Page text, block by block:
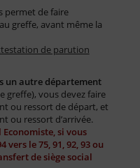
permet de faire
greffe, avant même la
de parution
un autre département
greffe), vous devez faire
ou ressort de départ, et
ou ressort d’arrivée.
si vous
vers le 75, 91, 92, 93 ou
de siège social